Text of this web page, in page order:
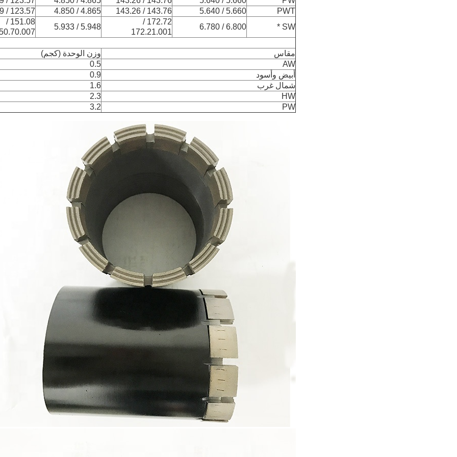
PWT
5.660 / 5.640
143.76 / 143.26
4.865 / 4.850
123.57 / 123.19
SW *
6.800 / 6.780
172.72 /
172.21.001
5.948 / 5.933
151.08 /
مقاس
وزن الوحدة (كجم)
AW
0.5
أبيض وأسود
0.9
شمال غرب
1.6
HW
2.3
PW
3.2